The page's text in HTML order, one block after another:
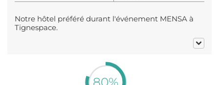
Notre hôtel préféré durant l'événement MENSA à
Tignespace.